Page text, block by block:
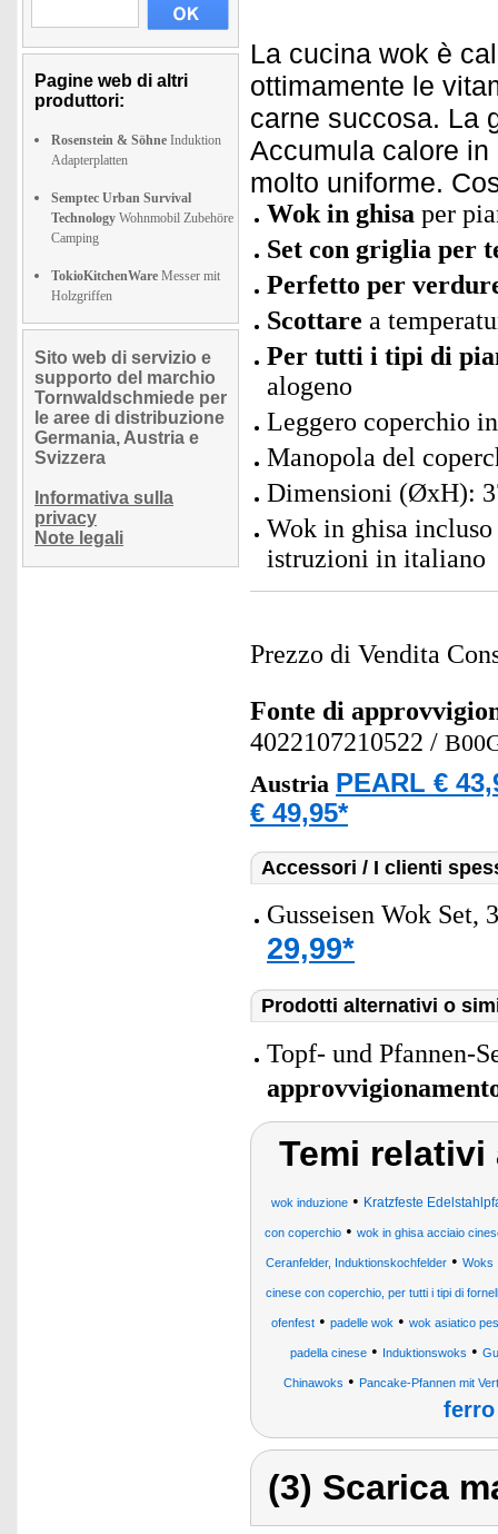
Pagine web di altri
produttori:
Rosenstein & Söhne Induktion
Adapterplatten
Semptec Urban Survival
Technology Wohnmobil Zubehöre
Camping
TokioKitchenWare Messer mit
Holzgriffen
Sito web di servizio e
supporto del marchio
Tornwaldschmiede per
le aree di distribuzione
Germania, Austria e
Svizzera
Informativa sulla
privacy
Note legali
La cucina wok è
ottimamente le
carne succosa. La
Accumula calore
molto uniforme.
Wok in ghisa per
Set con griglia per
Perfetto per
Scottare a
Per tutti i tipi di
alogeno
Leggero coperchio
Manopola del
Dimensioni (ØxH):
Wok in ghisa
istruzioni in italiano
Prezzo di Vendita
Fonte di
4022107210522 /
Austria PEARL €
€ 49,95*
Accessori / I clienti
Gusseisen Wok Set,
29,99*
Prodotti alternativi o
Topf- und Pfannen-
Temi
wok induzione • Kratzfeste
con coperchio • wok in ghisa acciaio
Ceranfelder, Induktionskochfelder • Woks
cinese con coperchio, per tutti i tipi di
ofenfest• padelle wok • wok asiatico
padella cinese • Induktionswoks •
Chinawoks • Pancake-Pfannen mit
(3) Scarica